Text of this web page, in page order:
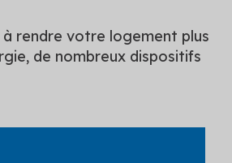
rendre votre logement plus
de nombreux dispositifs